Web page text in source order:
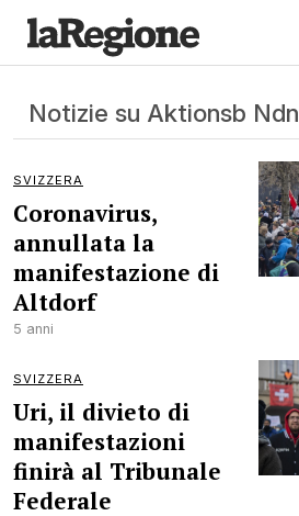
Notizie su Aktionsb
SVIZZERA
Coronavirus,
annullata la
manifestazione di
Altdorf
5 anni
SVIZZERA
Uri, il divieto di
manifestazioni
finirà al Tribunale
Federale